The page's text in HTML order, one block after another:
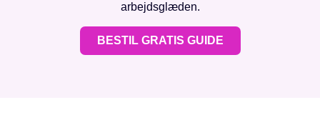
arbejdsglæden.
BESTIL GRATIS GUIDE